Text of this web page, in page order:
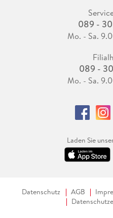
089 -
Mo. - Sa.
089 -
Mo. - Sa.
Laden Sie
Datenschutz AGB